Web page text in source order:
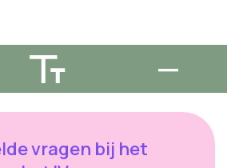
vragen bij het